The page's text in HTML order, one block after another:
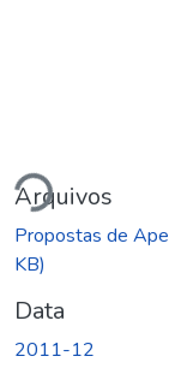
Arquivos
Propostas de
KB)
Data
2011-12